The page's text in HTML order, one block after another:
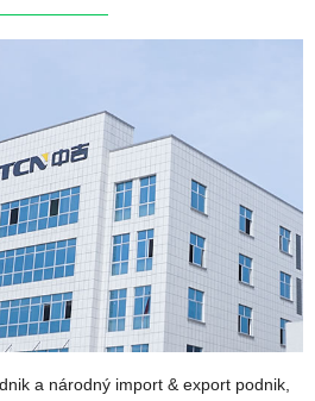
a národný import & export podnik,